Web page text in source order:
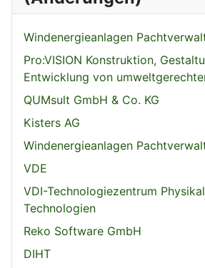
Windenergieanlagen
Pro:VISION Konstruktion,
Entwicklung von
QUMsult GmbH & Co. KG
Kisters AG
Windenergieanlagen
VDE
VDI-Technologiezentrum
Technologien
Reko Software GmbH
DIHT